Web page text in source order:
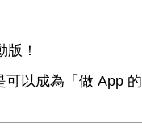
！
可以成為「做 App 的